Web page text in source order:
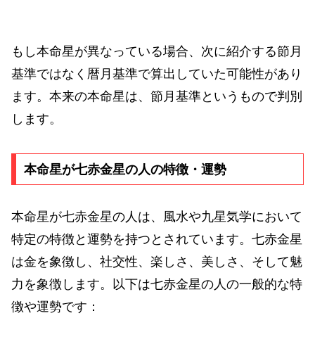
もし本命星が異なっている場合、次に紹介する節月
基準ではなく暦月基準で算出していた可能性があり
ます。本来の本命星は、節月基準というもので判別
します。
本命星が七赤金星の人の特徴・運勢
本命星が七赤金星の人は、風水や九星気学において
特定の特徴と運勢を持つとされています。七赤金星
は金を象徴し、社交性、楽しさ、美しさ、そして魅
力を象徴します。以下は七赤金星の人の一般的な特
徴や運勢です：